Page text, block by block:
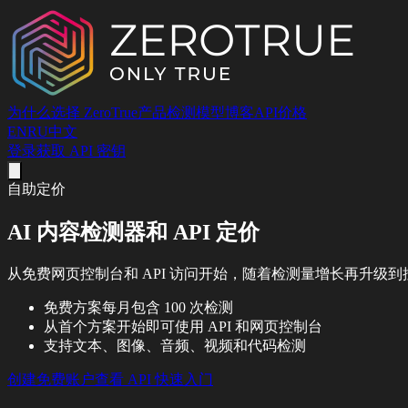
为什么选择 ZeroTrue产品检测模型博客API价格
ENRU中文
登录获取 API 密钥
自助定价
AI 内容检测器和 API 定价
从免费网页控制台和 API 访问开始，随着检测量增长再升级到
免费方案每月包含 100 次检测
从首个方案开始即可使用 API 和网页控制台
支持文本、图像、音频、视频和代码检测
创建免费账户查看 API 快速入门